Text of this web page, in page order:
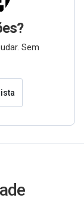
Sem